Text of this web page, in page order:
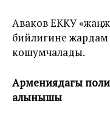
Аваков ЕККУ
бийлигине жардам
кошумчалады.
Армениядагы
алынышы